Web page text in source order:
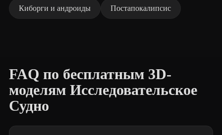
Киборги и андроиды Постапокалипсис
FAQ по бесплатным 3D-
моделям Исследовательское
Судно